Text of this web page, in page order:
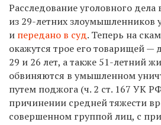
Расследование уголовного
из 29-летних злоумышленников
и передано в суд. Теперь на
окажутся трое его товарищей —
29 и 26 лет, а также 51-летний
обвиняются в умышленном
путем поджога (ч. 2 ст. 167 УК
причинении средней тяжести
совершенном группой лиц, с